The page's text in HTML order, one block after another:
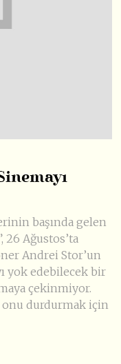
başında gelen
26 Ağustos’ta
Andrei Stor’un
yok edebilecek bir
çekinmiyor.
durdurmak için